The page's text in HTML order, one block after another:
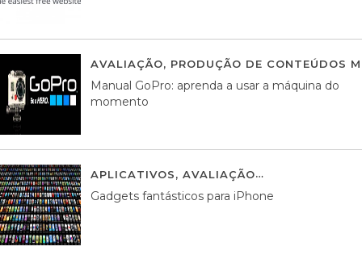
AVALIAÇÃO, PRODUÇÃO DE CONTEÚDOS
Manual GoPro: aprenda a usar a máquina do
momento
APLICATIVOS, AVALIAÇÃO
Gadgets fantásticos para iPhone